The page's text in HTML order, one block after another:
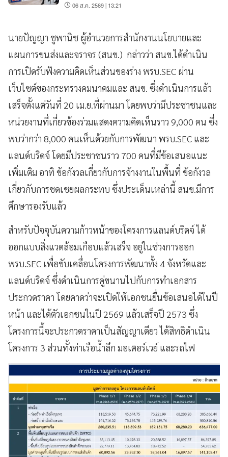
06 ส.ค. 2569 | 13:21
นายปัญญา ชูพานิช ผู้อำนวยการสำนักงานนโยบายและ
แผนการขนส่งและจราจร (สนข.) กล่าวว่า สนข.ได้ดำเนิน
การเปิดรับฟังความคิดเห็นส่วนของร่าง พรบ.SEC ผ่าน
เว็บไซต์ของกระทรวงคมนาคมและ สนข. ซึ่งดำเนินการแล้ว
เสร็จตั้งแต่วันที่ 20 เม.ย.ที่ผ่านมา โดยพบว่ามีประชาชนและ
หน่วยงานที่เกี่ยวข้องร่วมแสดงความคิดเห็นราว 9,000 คน ซึ่ง
พบว่ากว่า 8,000 คนเห็นด้วยกับการพัฒนา พรบ.SEC และ
แลนด์บริดจ์ โดยมีประชาชนราว 700 คนที่มีข้อเสนอแนะ
เพิ่มเติม อาทิ ข้อกังวลเกี่ยวกับการจ้างงานในพื้นที่ ข้อกังวล
เกี่ยวกับการชดเชยผลกระทบ ซึ่งประเด็นเหล่านี้ สนข.มีการ
ศึกษารองรับแล้ว
สำหรับปัจจุบันความก้าวหน้าของโครงการแลนด์บริดจ์ ได้
ออกแบบสิ่งแวดล้อมเกือบแล้วเสร็จ อยู่ในช่วงการออก
พรบ.SEC เพื่อขับเคลื่อนโครงการพัฒนาทั้ง 4 จังหวัดและ
แลนด์บริดจ์ ซึ่งดำเนินการคู่ขนานไปกับการทำเอกสาร
ประกวดราคา โดยคาดว่าจะเปิดให้เอกชนยื่นข้อเสนอได้ในปี
หน้า และได้ตัวเอกชนในปี 2569 แล้วเสร็จปี 2573 ซึ่ง
โครงการนี้จะประกวดราคาเป็นสัญญาเดียว ได้สิทธิดำเนิน
โครงการ 3 ส่วนทั้งท่าเรือน้ำลึก มอเตอร์เวย์ และรถไฟ